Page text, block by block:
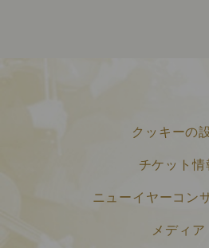
クッキーの
チケット情
ニューイヤーコン
メディア